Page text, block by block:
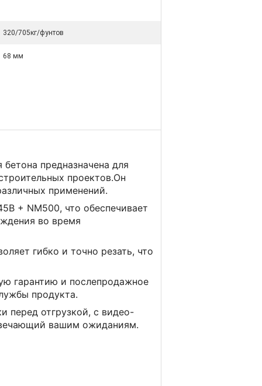
320/705кг/фунтов
68 мм
предназначена для
проектов.Он
применений.
+ NM500, что обеспечивает
во время
гибко и точно резать, что
гарантию и послепродажное
продукта.
перед отгрузкой, с видео-
вашим ожиданиям.